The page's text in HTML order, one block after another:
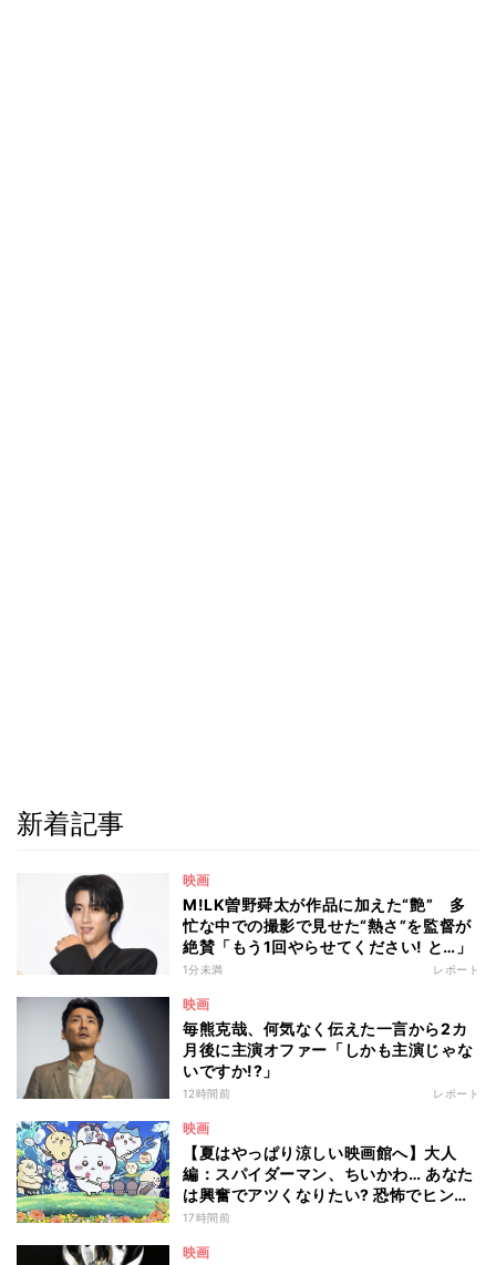
新着記事
映画
M!LK曽野舜太が作品に加えた“艶” 多
忙な中での撮影で見せた“熱さ”を監督が
絶賛「もう1回やらせてください! と…」
1分未満 レポート
映画
毎熊克哉、何気なく伝えた一言から2カ
月後に主演オファー「しかも主演じゃな
いですか!?」
12時間前 レポート
映画
【夏はやっぱり涼しい映画館へ】大人
編：スパイダーマン、ちいかわ… あなた
は興奮でアツくなりたい? 恐怖でヒンヤ
リしたい? - 編集部が注目する最新映画5
17時間前
映画